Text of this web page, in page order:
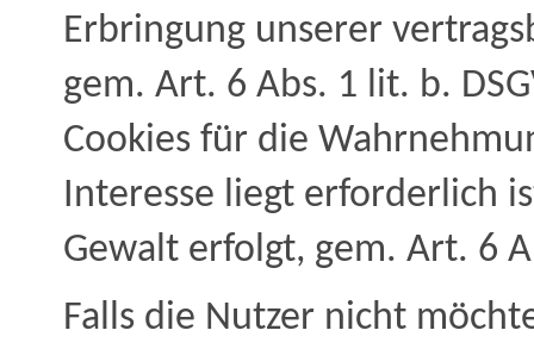
Erbringung unserer
gem. Art. 6 Abs. 1 lit. b.
Cookies für die
Interesse liegt erforderlich
Gewalt erfolgt, gem. Art. 6
Falls die Nutzer nicht